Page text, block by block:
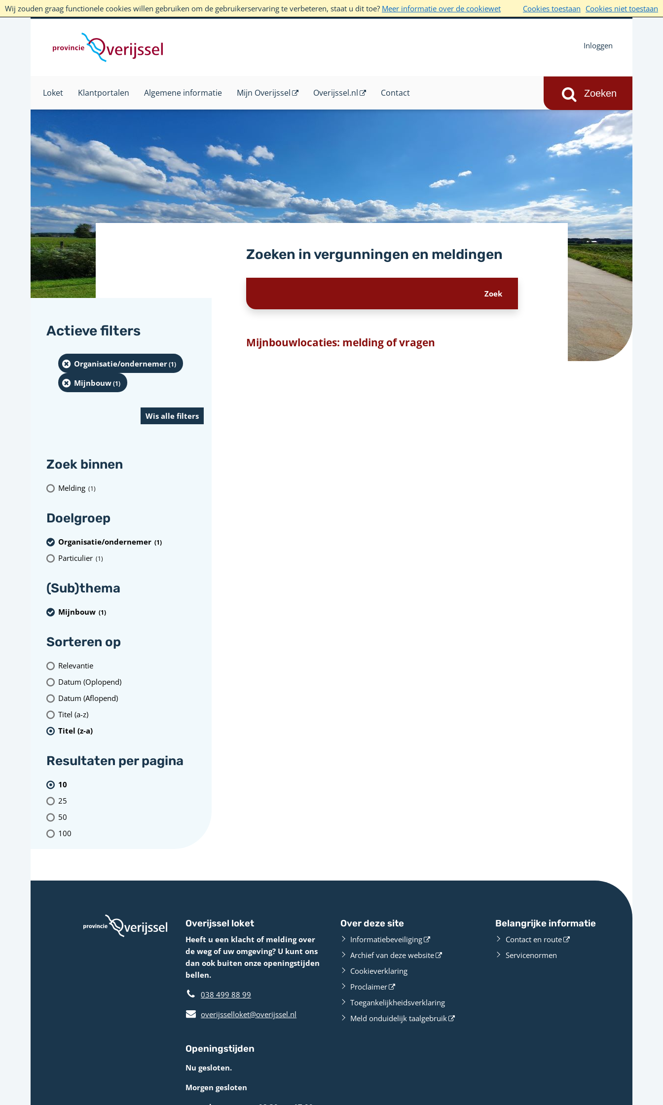
Wij zouden graag functionele cookies willen gebruiken om de gebruikerservaring te verbeteren, staat u dit toe? Meer informatie over de cookiewet Cookies toestaan Cookies niet toestaan
Inloggen
Loket Klantportalen Algemene informatie Mijn Overijssel Overijssel.nl Contact
Zoeken in vergunningen en meldingen
Mijnbouwlocaties: melding of vragen
Actieve filters
Organisatie/ondernemer(1)
Mijnbouw(1)
Zoek binnen
Melding (1)
Doelgroep
Organisatie/ondernemer (1)
Particulier (1)
(Sub)thema
Mijnbouw (1)
Sorteren op
Relevantie
Datum (Oplopend)
Datum (Aflopend)
Titel (a-z)
Titel (z-a)
Resultaten per pagina
10
25
50
100
Overijssel loket
Heeft u een klacht of melding over
de weg of uw omgeving? U kunt ons
dan ook buiten onze openingstijden
bellen.
038 499 88 99
overijsselloket@overijssel.nl
Openingstijden
Nu gesloten.
Morgen gesloten
Over deze site
Informatiebeveiliging
Archief van deze website
Cookieverklaring
Proclaimer
Toegankelijkheidsverklaring
Meld onduidelijk taalgebruik
Belangrijke informatie
Contact en route
Servicenormen